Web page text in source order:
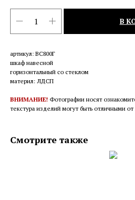
В
артикул: ВС800Г
шкаф навесной
горизонтальный со стеклом
материл: ЛДСП
ВНИМАНИЕ! Фотографии носят
текстура изделий могут быть отличными
Смотрите также